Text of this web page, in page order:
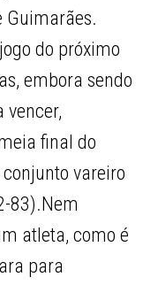
Guimarães.
do próximo
embora sendo
vencer,
final do
vareiro
83).Nem
atleta, como é
para